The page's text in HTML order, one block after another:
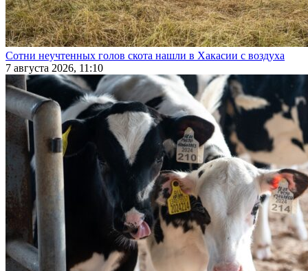
Сотни неучтенных голов скота нашли в Хакасии с воздуха
7 августа 2026, 11:10